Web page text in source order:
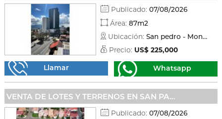
Publicado: 07/08/2026
Área: 87m2
Ubicación:
San pedro - Montes de oca
Precio: US$ 225,000
Llamar Whatsapp
VENTA DE LOTES Y TERRENOS EN SAN PABLO - SAN PABLO
Publicado: 07/08/2026